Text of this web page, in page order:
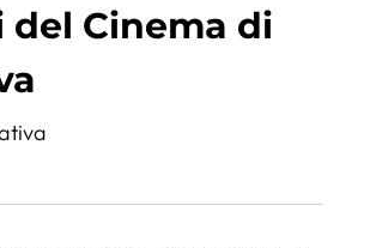
del Cinema di